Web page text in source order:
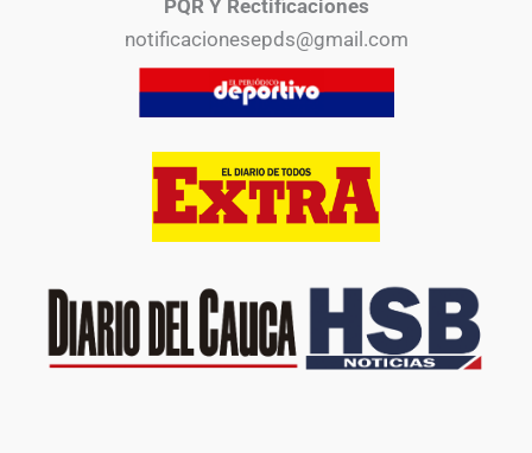
PQR Y Rectificaciones
notificacionesepds@gmail.com